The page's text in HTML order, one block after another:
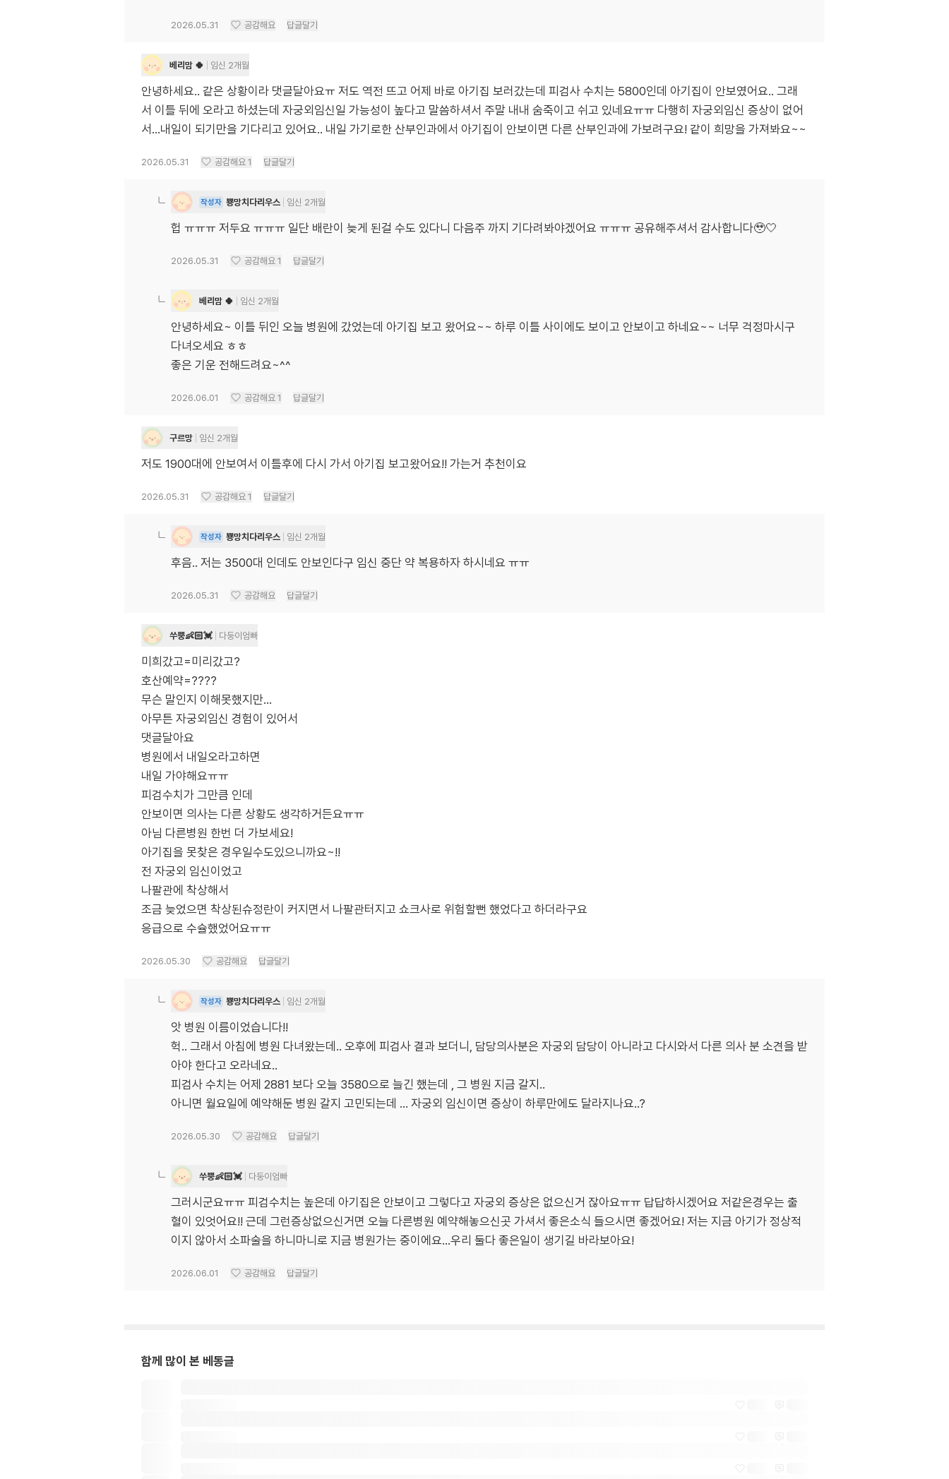
2026.05.31 공감해요 답글달기
베리맘 🍀 임신 2개월
안녕하세요.. 같은 상황이라 댓글달아요ㅠ 저도 역전 뜨고 어제 바로 아기집 보러갔는데 피검사 수치는 5800인데 아기집이 안보였어요.. 그래
서 이틀 뒤에 오라고 하셨는데 자궁외임신일 가능성이 높다고 말씀하셔서 주말 내내 숨죽이고 쉬고 있네요ㅠㅠ 다행히 자궁외임신 증상이 없어
서...내일이 되기만을 기다리고 있어요.. 내일 가기로한 산부인과에서 아기집이 안보이면 다른 산부인과에 가보려구요! 같이 희망을 가져봐요~~
2026.05.31 공감해요 1 답글달기
작성자 뿅망치다리우스 임신 2개월
헙 ㅠㅠㅠ 저두요 ㅠㅠㅠ 일단 배란이 늦게 된걸 수도 있다니 다음주 까지 기다려봐야겠어요 ㅠㅠㅠ 공유해주셔서 감사합니다🥹🤍
2026.05.31 공감해요 1 답글달기
베리맘 🍀 임신 2개월
안녕하세요~ 이틀 뒤인 오늘 병원에 갔었는데 아기집 보고 왔어요~~ 하루 이틀 사이에도 보이고 안보이고 하네요~~ 너무 걱정마시구
다녀오세요 ㅎㅎ
좋은 기운 전해드려요~^^
2026.06.01 공감해요 1 답글달기
구르망 임신 2개월
저도 1900대에 안보여서 이틀후에 다시 가서 아기집 보고왔어요!! 가는거 추천이요
2026.05.31 공감해요 1 답글달기
작성자 뿅망치다리우스 임신 2개월
후음.. 저는 3500대 인데도 안보인다구 임신 중단 약 복용하자 하시네요 ㅠㅠ
2026.05.31 공감해요 답글달기
쑤뿡👶🏻💓 다둥이엄빠
미희갔고=미리갔고?
호산예약=????
무슨 말인지 이해못했지만...
아무튼 자궁외임신 경험이 있어서
댓글달아요
병원에서 내일오라고하면
내일 가야해요ㅠㅠ
피검수치가 그만큼 인데
안보이면 의사는 다른 상황도 생각하거든요ㅠㅠ
아님 다른병원 한번 더 가보세요!
아기집을 못찾은 경우일수도있으니까요~!!
전 자궁외 임신이었고
나팔관에 착상해서
조금 늦었으면 착상된슈정란이 커지면서 나팔관터지고 쇼크사로 위험할뻔 했었다고 하더라구요
응급으로 수슐했었어요ㅠㅠ
2026.05.30 공감해요 답글달기
작성자 뿅망치다리우스 임신 2개월
앗 병원 이름이었습니다!!
헉.. 그래서 아침에 병원 다녀왔는데.. 오후에 피검사 결과 보더니, 담당의사분은 자궁외 담당이 아니라고 다시와서 다른 의사 분 소견을 받
아야 한다고 오라네요..
피검사 수치는 어제 2881 보다 오늘 3580으로 늘긴 했는데 , 그 병원 지금 갈지..
아니면 월요일에 예약해둔 병원 갈지 고민되는데 … 자궁외 임신이면 증상이 하루만에도 달라지나요..?
2026.05.30 공감해요 답글달기
쑤뿡👶🏻💓 다둥이엄빠
그러시군요ㅠㅠ 피검수치는 높은데 아기집은 안보이고 그렇다고 자궁외 증상은 없으신거 잖아요ㅠㅠ 답답하시겠어요 저같은경우는 출
혈이 있엇어요!! 근데 그런증상없으신거면 오늘 다른병원 예약해놓으신곳 가셔서 좋은소식 들으시면 좋겠어요! 저는 지금 아기가 정상적
이지 않아서 소파술을 하니마니로 지금 병원가는 중이에요...우리 둘다 좋은일이 생기길 바라보아요!
2026.06.01 공감해요 답글달기
함께 많이 본 베동글